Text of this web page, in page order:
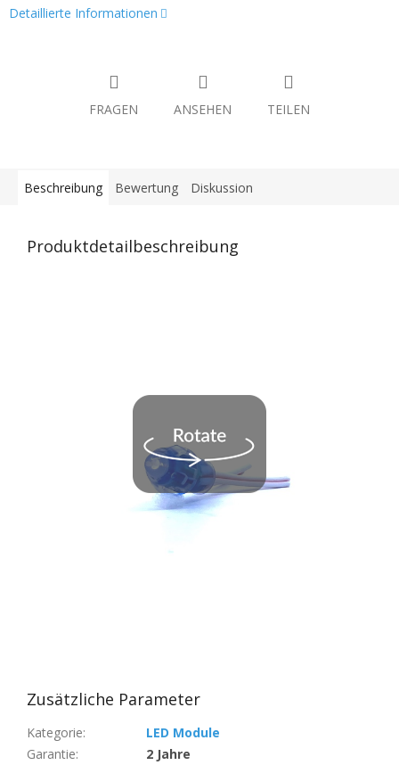
Detaillierte Informationen
FRAGEN ANSEHEN TEILEN
Beschreibung Bewertung Diskussion
Produktdetailbeschreibung
Zusätzliche Parameter
Kategorie:
LED Module
Garantie: 2 Jahre